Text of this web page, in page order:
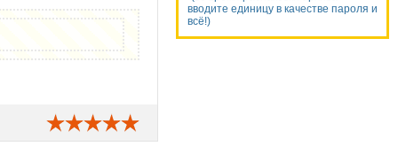
вводите единицу в качестве пароля и
всё!)